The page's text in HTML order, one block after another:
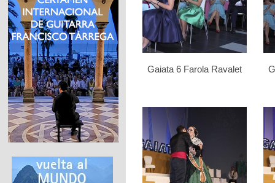
Gaiata 6 Farola Ravalet